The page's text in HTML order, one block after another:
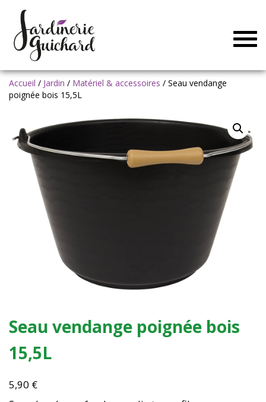
Accueil / Jardin / Matériel & accessoires / Seau vendange
poignée bois 15,5L
Seau vendange poignée bois
15,5L
5,90 €